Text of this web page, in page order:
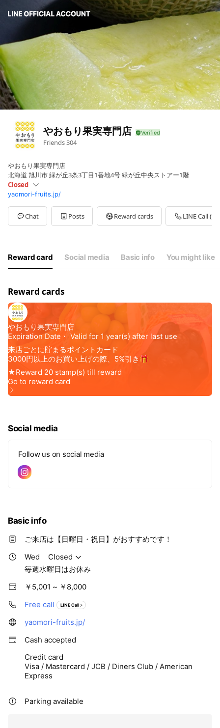
やおもり果実専門店
Friends304
やおもり果実専門店
北海道 旭川市 緑が丘3条3丁目1番地4号 緑が丘中央ストアー1階
Closed
Sun10:00 - 18:00
Mon10:00 - 18:00
Tue10:00 - 18:00
WedClosed
毎週水曜日はお休み
yaomori-fruits.jp/
Chat Posts Reward cards LINE Call
Reward card Social media Basic info You might like
Reward cards
Social media
Follow us on social media
Basic info
ご来店は【日曜日・祝日】がおすすめです！
Wed
Closed
毎週水曜日はお休み
￥5,001 ~ ￥8,000
Free call
LINE Call
yaomori-fruits.jp/
Cash accepted
Credit card
Visa / Mastercard / JCB / Diners Club / American
Express
Parking available